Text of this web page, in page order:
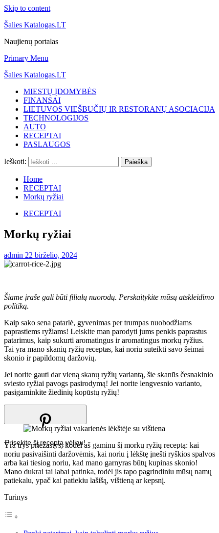
Skip to content
Šalies Katalogas.LT
Naujienų portalas
Primary Menu
Šalies Katalogas.LT
MIESTŲ ĮDOMYBĖS
FINANSAI
LIETUVOS VIEŠBUČIŲ IR RESTORANŲ ASOCIACIJA
TECHNOLOGIJOS
AUTO
RECEPTAI
PASLAUGOS
Ieškoti:
Home
RECEPTAI
Morkų ryžiai
RECEPTAI
Morkų ryžiai
admin 22 birželio, 2024
Šiame įraše gali būti filialų nuorodų. Perskaitykite mūsų atskleidimo
politiką.
Kaip sako sena patarlė, gyvenimas per trumpas nuobodžiams
paprastiems ryžiams! Leiskite man parodyti jums penkis paprastus
patarimus, kaip sukurti aromatingus ir aromatingus morkų ryžius.
Tai yra mano skanių ryžių receptas, kai noriu suteikti savo šeimai
skonio ir papildomų daržovių.
Jei norite gauti dar vieną skanų ryžių variantą, šie skanūs česnakinio
sviesto ryžiai pavogs pasirodymą! Jei norite lengvesnio varianto,
pasigaminkite žiedinių kopūstų ryžių!
Prisekite šį receptą vėliau!
Yra trys priežastys, kodėl aš gaminu šį morkų ryžių receptą: kai
noriu pasivaišinti daržovėmis, kai noriu į lėkštę įnešti ryškios spalvos
arba kai tiesiog noriu, kad mano garnyras būtų kupinas skonio!
Mano dukrai tai labai patinka, todėl jis tapo pagrindiniu mūsų namų
patiekalu, ypač kai patiekiu lašišą, vištieną ar kepsnį.
Turinys